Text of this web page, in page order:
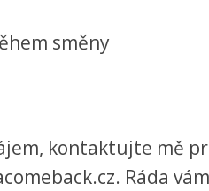
směny
kontaktujte mě
Ráda